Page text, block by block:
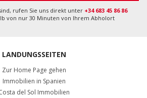
rufen Sie uns direkt unter +34 683 45 86 86
von nur 30 Minuten von Ihrem Abholort
LANDUNGSSEITEN
Zur Home Page gehen
Immobilien in Spanien
del Sol Immobilien